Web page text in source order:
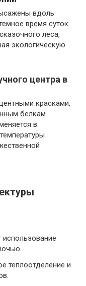
вдоль
время суток
леса,
экологическую
центра в
красками,
белкам.
в
использование
теплоотделение и